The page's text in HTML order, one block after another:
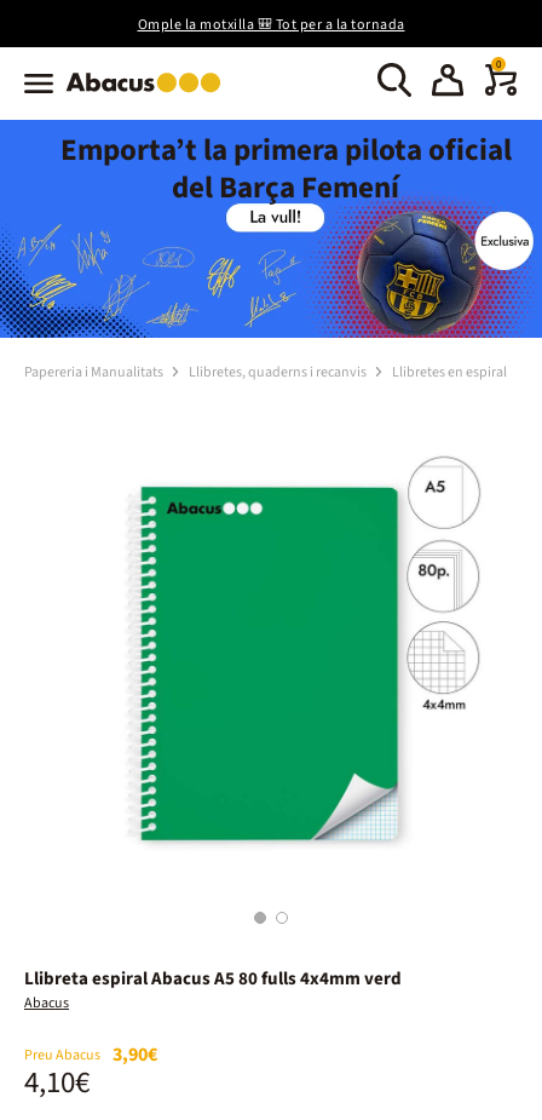
Omple la motxilla 🎒 Tot per a la tornada
0
Emporta’t la primera pilota oficial
del Barça Femení
Papereria i Manualitats Llibretes, quaderns i recanvis Llibretes en espiral
1 2
Llibreta espiral Abacus A5 80 fulls 4x4mm verd
Abacus
Preu Abacus 3,90€
4,10€